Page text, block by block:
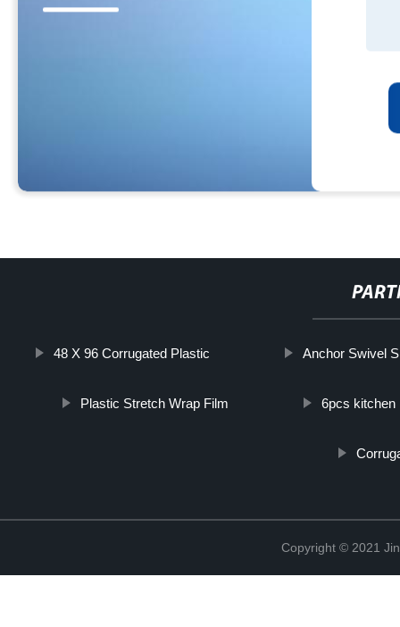
48 X 96 Corrugated Plastic Anchor Swivel
Plastic Stretch Wrap Film 6pcs kitchen
Copyright © 2021